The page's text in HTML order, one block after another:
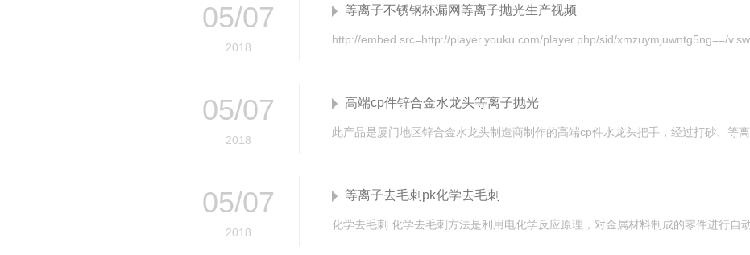
05/07
2018
等离子不锈钢杯漏网等离子抛光生产视频
05/07
2018
高端cp件锌合金水龙头等离子抛光
05/07
2018
等离子去毛刺pk化学去毛刺